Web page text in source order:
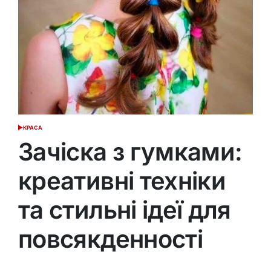
ОПУБЛІКУВАТИ
КРАСА
Зачіска з гумками:
креативні техніки
та стильні ідеї для
повсякденності